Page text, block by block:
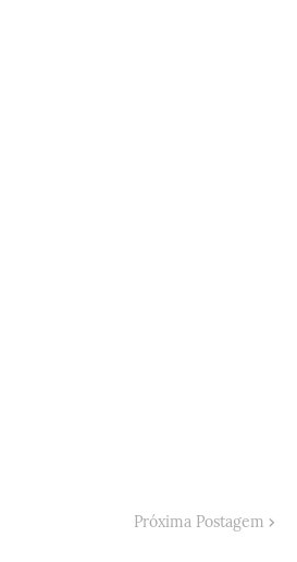
Próxima Postagem